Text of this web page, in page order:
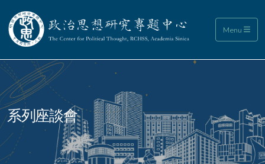
政治思想研究專題中心 Menu
:::
系列座談會